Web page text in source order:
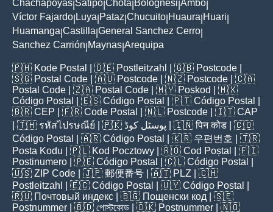
Chachapoyas Satipo Chota Bolognesi Ambo
Víctor Fajardo Luya Pataz Chucuito Huaura Huari
Huamanga Castilla General Sanchez Cerro
Sanchez Carrión Maynas Arequipa
🇵🇭 Kode Postal | 🇩🇪 Postleitzahl | 🇬🇧 Postcode
🇸🇬 Postal Code | 🇦🇺 Postcode | 🇳🇿 Postcode | 🇨🇦
Postal Code | 🇿🇦 Postal Code | 🇲🇾 Poskod
| 🇲🇽
Código Postal
| 🇪🇸 Código Postal | 🇵🇹 Código Postal
🇧🇷 CEP | 🇫🇷 Code Postal | 🇳🇱 Postcode | 🇮🇹 CAP
| 🇹🇭 รหัสไปรษณีย์ | 🇵🇰 پوسٹل کوڈ | 🇮🇳पिन कोड | 🇨🇴
Código Postal
| 🇦🇷 Código Postal | 🇰🇷 우편번호
| 🇹🇷
Posta Kodu | 🇵🇱 Kod Pocztowy | 🇷🇴 Cod Poștal
| 🇫🇮
Postinumero | 🇵🇪 Código Postal | 🇨🇱 Código Postal
🇺🇸 ZIP Code | 🇯🇵 郵便番号 | 🇦🇹 PLZ | 🇨🇭
Postleitzahl
| 🇪🇨 Código Postal | 🇺🇾 Código Postal
🇷🇺 Почтовый индекс | 🇧🇬 Пощенски код | 🇸🇪
Postnummer | 🇧🇩 পোস্টকোড | 🇩🇰 Postnummer | 🇳🇴